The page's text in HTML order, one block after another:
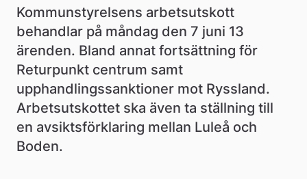
m
m
u
n
Kommunstyrelsens arbetsutskott
behandlar på måndag den 7 juni 13
ärenden. Bland annat fortsättning för
Returpunkt centrum samt
upphandlingssanktioner mot Ryssland.
Arbetsutskottet ska även ta ställning till
en avsiktsförklaring mellan Luleå och
Boden.